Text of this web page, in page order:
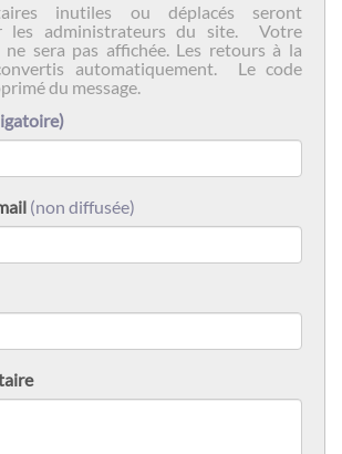
inutiles ou déplacés seront
les administrateurs du site. Votre
ne sera pas affichée. Les retours à la
automatiquement. Le code
du message.
(non diffusée)